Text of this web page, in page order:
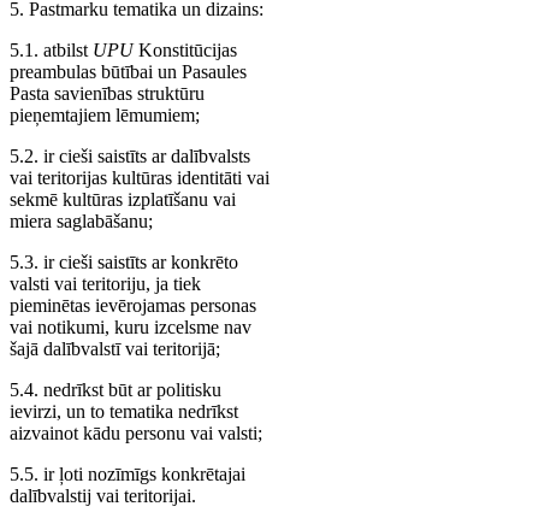
5. Pastmarku tematika un dizains:
5.1. atbilst UPUKonstitūcijas
preambulas būtībai un Pasaules
Pasta savienības struktūru
pieņemtajiem lēmumiem;
5.2. ir cieši saistīts ar dalībvalsts
vai teritorijas kultūras identitāti vai
sekmē kultūras izplatīšanu vai
miera saglabāšanu;
5.3. ir cieši saistīts ar konkrēto
valsti vai teritoriju, ja tiek
pieminētas ievērojamas personas
vai notikumi, kuru izcelsme nav
šajā dalībvalstī vai teritorijā;
5.4. nedrīkst būt ar politisku
ievirzi, un to tematika nedrīkst
aizvainot kādu personu vai valsti;
5.5. ir ļoti nozīmīgs konkrētajai
dalībvalstij vai teritorijai.